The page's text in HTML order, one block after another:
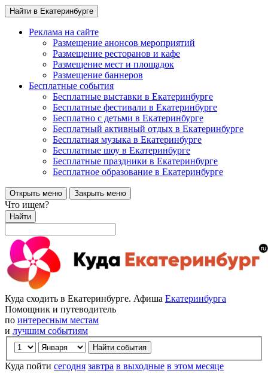
Найти в Екатеринбурге
Реклама на сайте
Размещение анонсов мероприятий
Размещение ресторанов и кафе
Размещение мест и площадок
Размещение баннеров
Бесплатные события
Бесплатные выставки в Екатеринбурге
Бесплатные фестивали в Екатеринбурге
Бесплатно с детьми в Екатеринбурге
Бесплатный активный отдых в Екатеринбурге
Бесплатная музыка в Екатеринбурге
Бесплатные шоу в Екатеринбурге
Бесплатные праздники в Екатеринбурге
Бесплатное образование в Екатеринбурге
Открыть меню Закрыть меню
Что ищем?
Найти
Куда сходить в Екатеринбурге. Афиша Екатеринбурга
Помощник и путеводитель
по интересным местам
и лучшим событиям
Куда пойти сегодня завтра в выходные в этом месяце